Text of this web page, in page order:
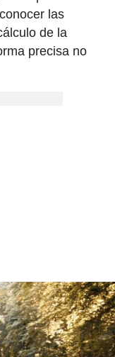
las
de la
precisa no